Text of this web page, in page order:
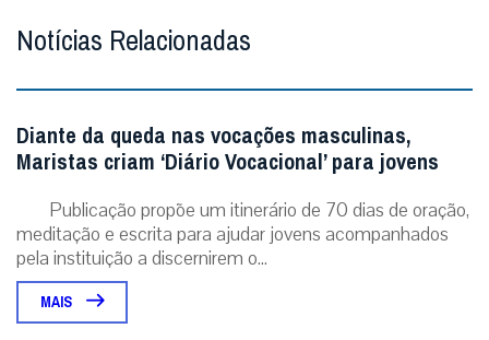
Notícias Relacionadas
Diante da queda nas vocações masculinas,
Maristas criam ‘Diário Vocacional’ para jovens
Publicação propõe um itinerário de 70 dias de oração,
meditação e escrita para ajudar jovens acompanhados
pela instituição a discernirem o...
MAIS